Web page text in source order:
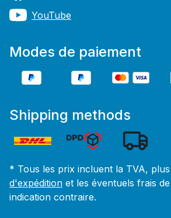
YouTube
Modes de paiement
Shipping methods
* Tous les prix incluent la TVA,
d'expédition et les éventuels frais
indication contraire.